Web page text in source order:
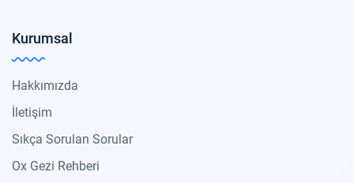
Kurumsal
Hakkımızda
İletişim
Sıkça Sorulan Sorular
Ox Gezi Rehberi